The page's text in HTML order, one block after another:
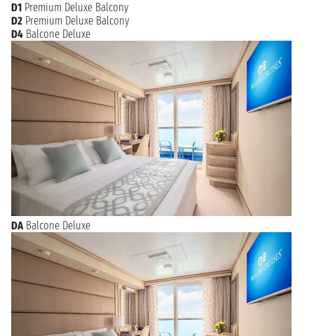
D1 Premium Deluxe Balcony
D2 Premium Deluxe Balcony
D4 Balcone Deluxe
DA Balcone Deluxe